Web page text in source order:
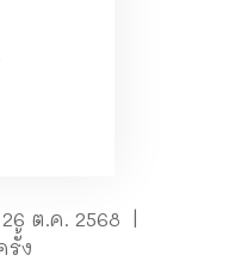
ต.ค. 2568 |
รั้ง